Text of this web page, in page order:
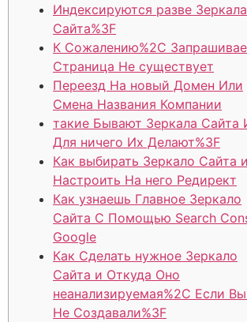
Индексируются разве Зеркала
Сайта%3F
К Сожалению%2C
Страница Не существует
Переезд На новый Домен Или
Смена Названия Компании
такие Бывают Зеркала Сайта
Для ничего Их Делают%3F
Как выбирать Зеркало Сайта и
Настроить На него Редирект
Как узнаешь Главное Зеркало
Сайта С Помощью Search
Google
Как Сделать нужное Зеркало
Сайта и Откуда Оно
неанализируемая%2C Если
Не Создавали%3F